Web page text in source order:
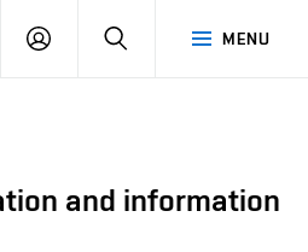
MENU
PŘIHLÁSIT
and information